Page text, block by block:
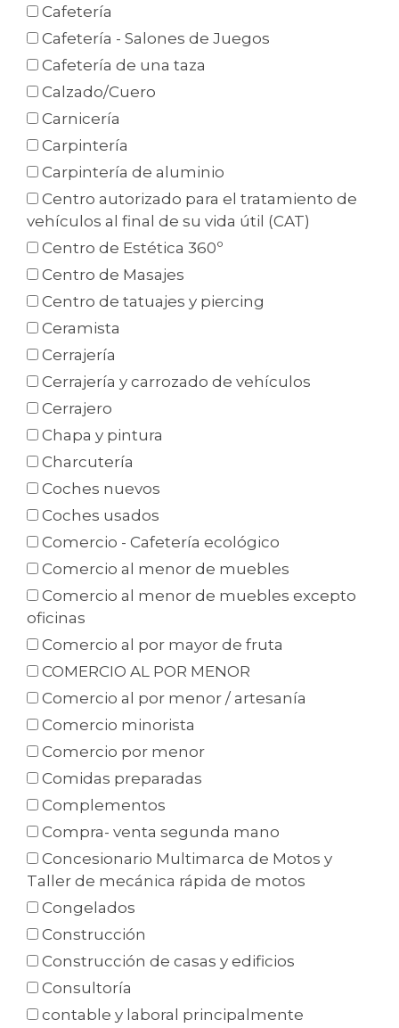
Cafetería
Cafetería - Salones de Juegos
Cafetería de una taza
Calzado/Cuero
Carnicería
Carpintería
Carpintería de aluminio
Centro autorizado para el tratamiento de
vehículos al final de su vida útil (CAT)
Centro de Estética 360º
Centro de Masajes
Centro de tatuajes y piercing
Ceramista
Cerrajería
Cerrajería y carrozado de vehículos
Cerrajero
Chapa y pintura
Charcutería
Coches nuevos
Coches usados
Comercio - Cafetería ecológico
Comercio al menor de muebles
Comercio al menor de muebles excepto
oficinas
Comercio al por mayor de fruta
COMERCIO AL POR MENOR
Comercio al por menor / artesanía
Comercio minorista
Comercio por menor
Comidas preparadas
Complementos
Compra- venta segunda mano
Concesionario Multimarca de Motos y
Taller de mecánica rápida de motos
Congelados
Construcción
Construcción de casas y edificios
Consultoría
contable y laboral principalmente